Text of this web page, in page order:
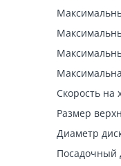
Скорость на
Размер
Диаметр
Посадочный